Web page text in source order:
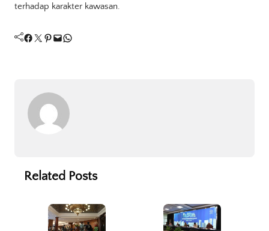
terhadap karakter kawasan.
Facebook Twitter Pinterest Mail WhatsApp
Related Posts